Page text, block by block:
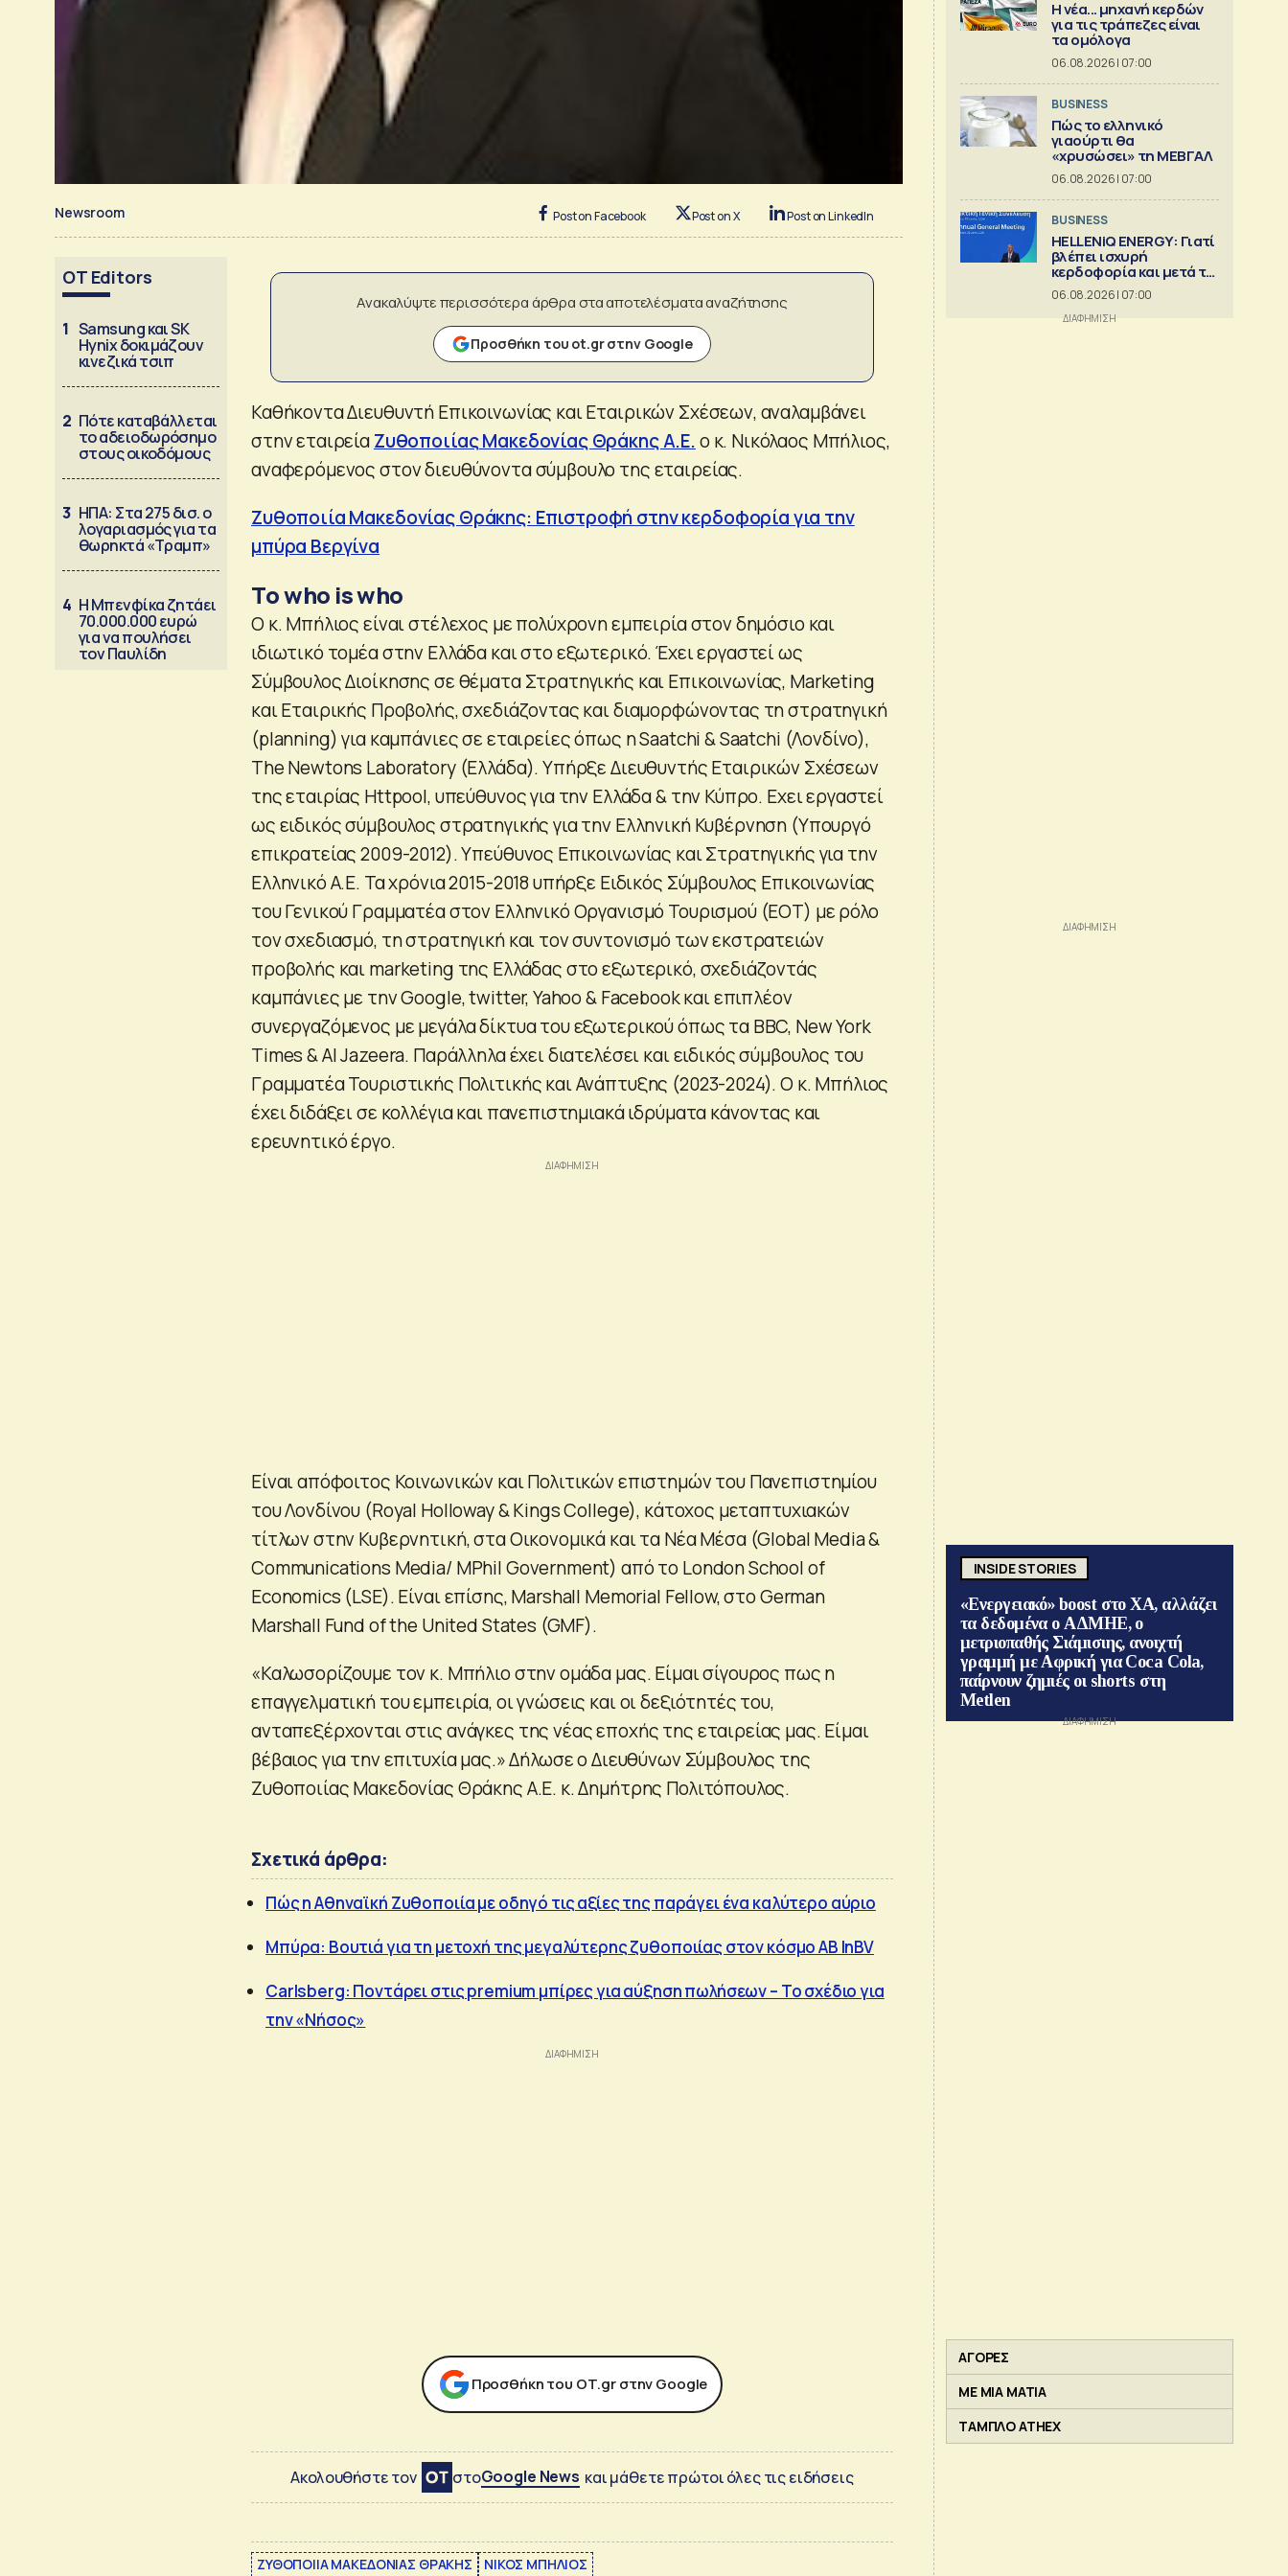
Newsroom Post on Facebook Post on X Post on LinkedIn
OT Editors
1 Samsung και SK
Hynix δοκιμάζουν
κινεζικά τσιπ
2 Πότε καταβάλλεται
το αδειοδωρόσημο
στους οικοδόμους
3 ΗΠΑ: Στα 275 δισ. ο
λογαριασμός για τα
θωρηκτά «Τραμπ»
4 Η Μπενφίκα ζητάει
70.000.000 ευρώ
για να πουλήσει
τον Παυλίδη
Ανακαλύψτε περισσότερα άρθρα στα αποτελέσματα αναζήτησης
Προσθήκη του ot.gr στην Google
Καθήκοντα Διευθυντή Επικοινωνίας και Εταιρικών Σχέσεων, αναλαμβάνει
στην εταιρείαΖυθοποιίας Μακεδονίας Θράκης Α.Ε.ο κ. Νικόλαος Μπήλιος,
αναφερόμενος στον διευθύνοντα σύμβουλο της εταιρείας.
Ζυθοποιία Μακεδονίας Θράκης: Επιστροφή στην κερδοφορία για την
μπύρα Βεργίνα
Τo who is who
Ο κ. Μπήλιος είναι στέλεχος με πολύχρονη εμπειρία στον δημόσιο και
ιδιωτικό τομέα στην Ελλάδα και στο εξωτερικό. Έχει εργαστεί ως
Σύμβουλος Διοίκησης σε θέματα Στρατηγικής και Επικοινωνίας, Marketing
και Εταιρικής Προβολής, σχεδιάζοντας και διαμορφώνοντας τη στρατηγική
(planning) για καμπάνιες σε εταιρείες όπως η Saatchi & Saatchi (Λονδίνο),
Τhe Newtons Laboratory (Eλλάδα). Υπήρξε Διευθυντής Εταιρικών Σχέσεων
της εταιρίας Ηttpool, υπεύθυνος για την Ελλάδα & την Κύπρο. Eχει εργαστεί
ως ειδικός σύμβουλος στρατηγικής για την Ελληνική Κυβέρνηση (Υπουργό
επικρατείας 2009-2012). Υπεύθυνος Επικοινωνίας και Στρατηγικής για την
Ελληνικό Α.Ε. Τα χρόνια 2015-2018 υπήρξε Ειδικός Σύμβουλος Επικοινωνίας
του Γενικού Γραμματέα στον Ελληνικό Οργανισμό Τουρισμού (ΕΟΤ) με ρόλο
τον σχεδιασμό, τη στρατηγική και τον συντονισμό των εκστρατειών
προβολής και marketing της Ελλάδας στο εξωτερικό, σχεδιάζοντάς
καμπάνιες με την Google, twitter, Yahoo & Facebook και επιπλέον
συνεργαζόμενος με μεγάλα δίκτυα του εξωτερικού όπως τα BBC, New York
Times & Al Jazeera. Παράλληλα έχει διατελέσει και ειδικός σύμβουλος του
Γραμματέα Τουριστικής Πολιτικής και Ανάπτυξης (2023-2024). Ο κ. Μπήλιος
έχει διδάξει σε κολλέγια και πανεπιστημιακά ιδρύματα κάνοντας και
ερευνητικό έργο.
Είναι απόφοιτος Κοινωνικών και Πολιτικών επιστημών του Πανεπιστημίου
του Λονδίνου (Royal Holloway & Kings College), κάτοχος μεταπτυχιακών
τίτλων στην Κυβερνητική, στα Οικονομικά και τα Νέα Μέσα (Global Media &
Communications Media/ MPhil Government) από το London School of
Economics (LSE). Είναι επίσης, Marshall Memorial Fellow, στο German
Marshall Fund of the United States (GMF).
«Καλωσορίζουμε τον κ. Μπήλιο στην ομάδα μας. Είμαι σίγουρος πως η
επαγγελματική του εμπειρία, οι γνώσεις και οι δεξιότητές του,
ανταπεξέρχονται στις ανάγκες της νέας εποχής της εταιρείας μας. Είμαι
βέβαιος για την επιτυχία μας.» Δήλωσε ο Διευθύνων Σύμβουλος της
Ζυθοποιίας Μακεδονίας Θράκης Α.Ε. κ. Δημήτρης Πολιτόπουλος.
Σχετικά άρθρα:
Πώς η Αθηναϊκή Ζυθοποιία με οδηγό τις αξίες της παράγει ένα καλύτερο αύριο
Μπύρα: Boυτιά για τη μετοχή της μεγαλύτερης ζυθοποιίας στον κόσμο AB InBV
Carlsberg: Ποντάρει στις premium μπίρες για αύξηση πωλήσεων – Το σχέδιο για
την «Νήσος»
Προσθήκη του ΟΤ.gr στην Google
Ακολουθήστε τον στοGoogle News και μάθετε πρώτοι όλες τις ειδήσεις
ΖΥΘΟΠΟΙΙΑ ΜΑΚΕΔΟΝΙΑΣ ΘΡΑΚΗΣ ΝΙΚΟΣ ΜΠΗΛΙΟΣ
Η νέα... μηχανή κερδών
για τις τράπεζες είναι
τα ομόλογα
06.08.2026 | 07:00
BUSINESS
Πώς το ελληνικό
γιαούρτι θα
«χρυσώσει» τη ΜΕΒΓΑΛ
06.08.2026 | 07:00
BUSINESS
HELLENiQ ENERGY: Γιατί
βλέπει ισχυρή
κερδοφορία και μετά το
2026
06.08.2026 | 07:00
INSIDE STORIES
«Ενεργειακό» boost στο ΧΑ, αλλάζει
τα δεδομένα ο ΑΔΜΗΕ, ο
μετριοπαθής Σιάμισιης, ανοιχτή
γραμμή με Αφρική για Coca Cola,
παίρνουν ζημιές οι shorts στη
Metlen
ΑΓΟΡΕΣ
ΜΕ ΜΙΑ ΜΑΤΙΑ
ΤΑΜΠΛΟ ATHEX